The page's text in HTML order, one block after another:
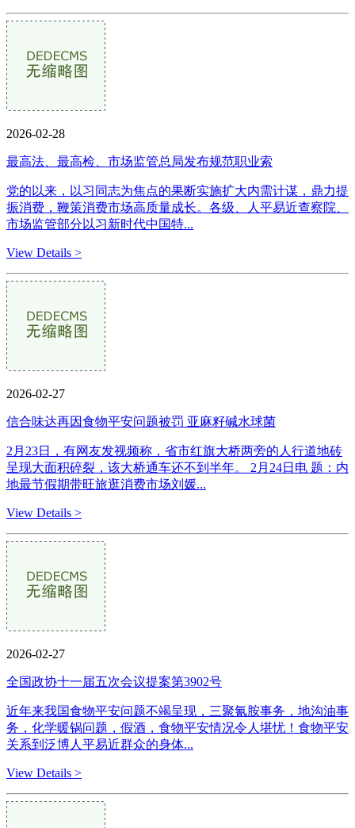
2026-02-28
最高法、最高检、市场监管总局发布规范职业索
党的以来，以习同志为焦点的果断实施扩大内需计谋，鼎力提
振消费，鞭策消费市场高质量成长。各级、人平易近查察院、
市场监管部分以习新时代中国特...
View Details >
2026-02-27
信合味达再因食物平安问题被罚 亚麻籽碱水球菌
2月23日，有网友发视频称，省市红旗大桥两旁的人行道地砖
呈现大面积碎裂，该大桥通车还不到半年。 2月24日电 题：内
地最节假期带旺旅逛消费市场刘媛...
View Details >
2026-02-27
全国政协十一届五次会议提案第3902号
近年来我国食物平安问题不竭呈现，三聚氰胺事务，地沟油事
务，化学暖锅问题，假酒，食物平安情况令人堪忧！食物平安
关系到泛博人平易近群众的身体...
View Details >